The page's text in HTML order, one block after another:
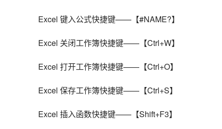
Excel 键入公式快捷键——【#NAME?】
Excel 关闭工作簿快捷键——【Ctrl+W】
Excel 打开工作簿快捷键——【Ctrl+O】
Excel 保存工作簿快捷键——【Ctrl+S】
Excel 插入函数快捷键——【Shift+F3】